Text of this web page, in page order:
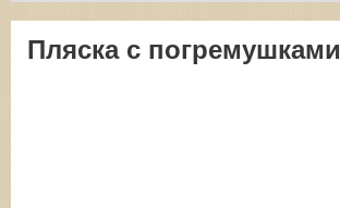
Пляска с погремушками